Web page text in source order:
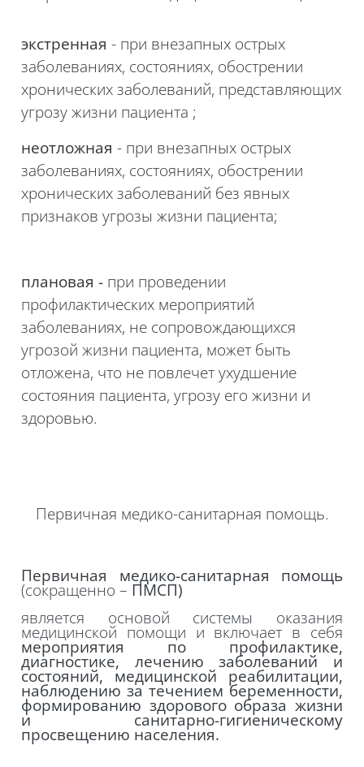
экстренная - при внезапных острых
заболеваниях, состояниях, обострении
хронических заболеваний, представляющих
угрозу жизни пациента ;
неотложная - при внезапных острых
заболеваниях, состояниях, обострении
хронических заболеваний без явных
признаков угрозы жизни пациента;
плановая - при проведении
профилактических мероприятий
заболеваниях, не сопровождающихся
угрозой жизни пациента, может быть
отложена, что не повлечет ухудшение
состояния пациента, угрозу его жизни и
здоровью.
Первичная медико-санитарная помощь.
Первичная медико-санитарная помощь
(сокращенно – ПМСП)
является основой системы оказания
медицинской помощи и включает в себя
мероприятия по профилактике,
диагностике, лечению заболеваний и
состояний, медицинской реабилитации,
наблюдению за течением беременности,
формированию здорового образа жизни
и санитарно-гигиеническому
просвещению населения.